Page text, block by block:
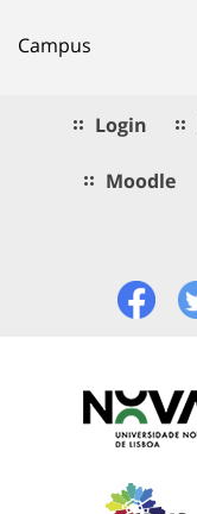
Campus
Login
Moodle